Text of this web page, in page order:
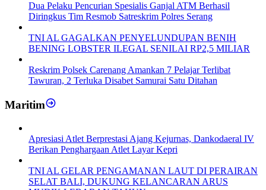
Dua Pelaku Pencurian Spesialis Ganjal ATM Berhasil
Diringkus Tim Resmob Satreskrim Polres Serang
TNI AL GAGALKAN PENYELUNDUPAN BENIH
BENING LOBSTER ILEGAL SENILAI RP2,5 MILIAR
Reskrim Polsek Carenang Amankan 7 Pelajar Terlibat
Tawuran, 2 Terluka Disabet Samurai Satu Ditahan
Maritim
Apresiasi Atlet Berprestasi Ajang Kejurnas, Dankodaeral IV
Berikan Penghargaan Atlet Layar Kepri
TNI AL GELAR PENGAMANAN LAUT DI PERAIRAN
SELAT BALI, DUKUNG KELANCARAN ARUS